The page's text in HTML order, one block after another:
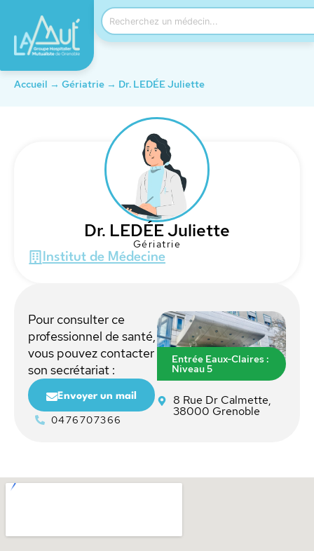
Accueil → Gériatrie → Dr. LEDÉE Juliette
Dr. LEDÉE Juliette
Gériatrie
Institut de Médecine
Pour consulter ce
professionnel de santé,
vous pouvez contacter
son secrétariat :
Envoyer un mail
0476707366
Entrée Eaux-Claires :
Niveau 5
8 Rue Dr Calmette,
38000 Grenoble